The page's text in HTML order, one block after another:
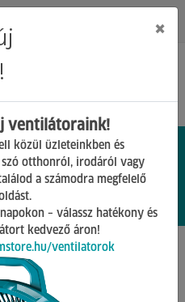
0 0.
×
ventilátoraink!
közül üzleteinkben és
szó otthonról, irodáról vagy
a számodra megfelelő
– válassz hatékony és
kedvező áron!
ventilatorok